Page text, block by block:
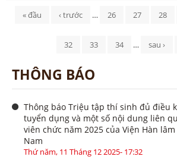
Trang
« đầu ‹ trước … 26 27 28
32 33 34 … sau ›
THÔNG BÁO
Thông báo Triệu tập thí sinh đủ điều
tuyển dụng và một số nội dung liên
viên chức năm 2025 của Viện Hàn
Nam
Thứ năm, 11 Tháng 12 2025- 17:32